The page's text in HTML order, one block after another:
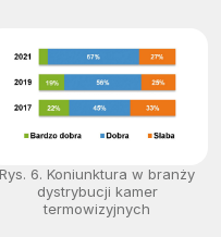
Rys. 6. Koniunktura w branży
dystrybucji kamer
termowizyjnych